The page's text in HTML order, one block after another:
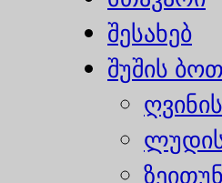
შესახებ
შუშის